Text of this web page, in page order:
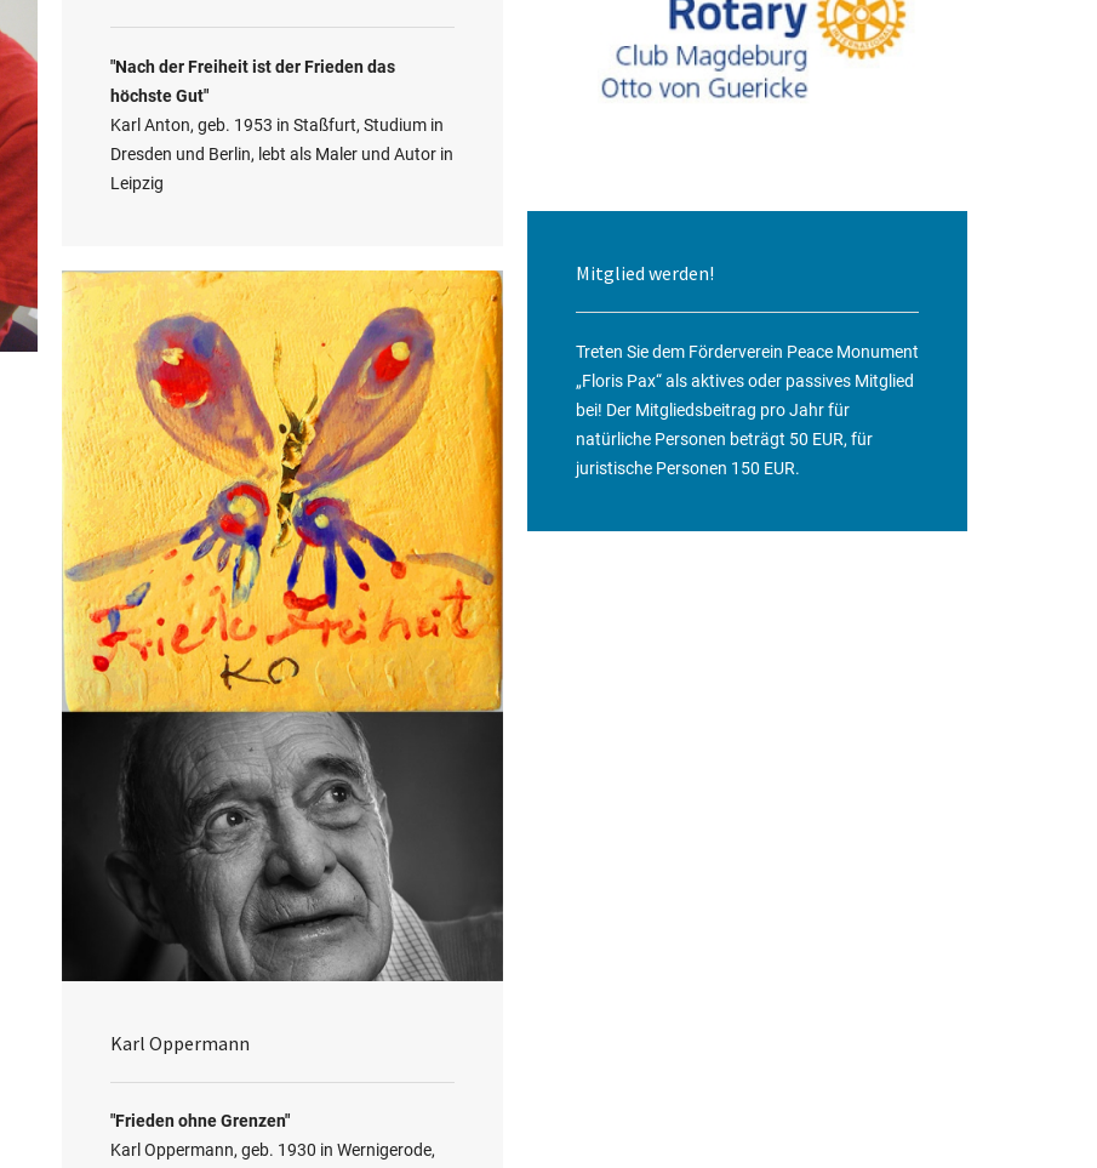
"Nach der Freiheit ist der Frieden das
höchste Gut"
Karl Anton, geb. 1953 in Staßfurt, Studium in
Dresden und Berlin, lebt als Maler und Autor in
Leipzig
Mitglied werden!
Treten Sie dem Förderverein Peace Monument
„Floris Pax“ als aktives oder passives Mitglied
bei! Der Mitgliedsbeitrag pro Jahr für
natürliche Personen beträgt 50 EUR, für
juristische Personen 150 EUR.
Karl Oppermann
"Frieden ohne Grenzen"
Karl Oppermann, geb. 1930 in Wernigerode,